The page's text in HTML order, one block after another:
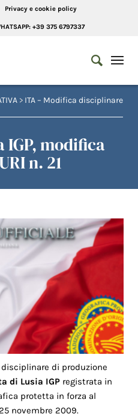
Privacy e cookie policy
+39 375 6797337
> ITA – Modifica disciplinare
IGP, modifica
n. 21
di produzione
di Lusia IGP registrata in
protetta in forza al
novembre 2009.